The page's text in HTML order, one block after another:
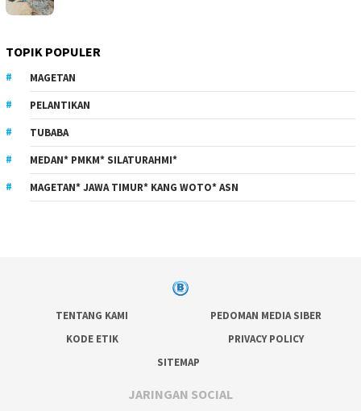
TOPIK POPULER
MAGETAN
PELANTIKAN
TUBABA
MEDAN* PMKM* SILATURAHMI*
MAGETAN* JAWA TIMUR* KANG WOTO* ASN
TENTANG KAMI
PEDOMAN MEDIA SIBER
KODE ETIK
PRIVACY POLICY
SITEMAP
JARINGAN SOCIAL